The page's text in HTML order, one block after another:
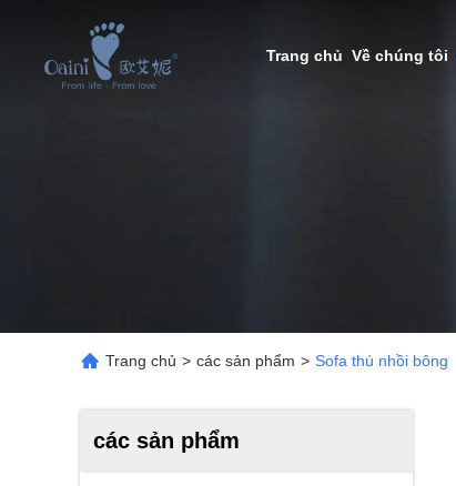
Trang chủ Về chúng tôi
Trang chủ > các sản phẩm > Sofa thú nhồi bông
các sản phẩm